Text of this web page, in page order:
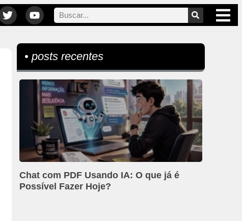
• posts recentes
Chat com PDF Usando IA: O que já é
Possível Fazer Hoje?